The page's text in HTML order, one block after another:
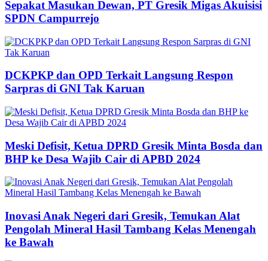
Sepakat Masukan Dewan, PT Gresik Migas Akuisisi
SPDN Campurrejo
DCKPKP dan OPD Terkait Langsung Respon
Sarpras di GNI Tak Karuan
Meski Defisit, Ketua DPRD Gresik Minta Bosda dan
BHP ke Desa Wajib Cair di APBD 2024
Inovasi Anak Negeri dari Gresik, Temukan Alat
Pengolah Mineral Hasil Tambang Kelas Menengah
ke Bawah